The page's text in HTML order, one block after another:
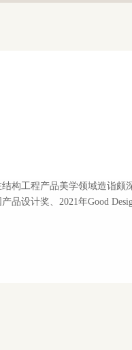
构工程产品美学领域造诣颇
品设计奖、2021年Good